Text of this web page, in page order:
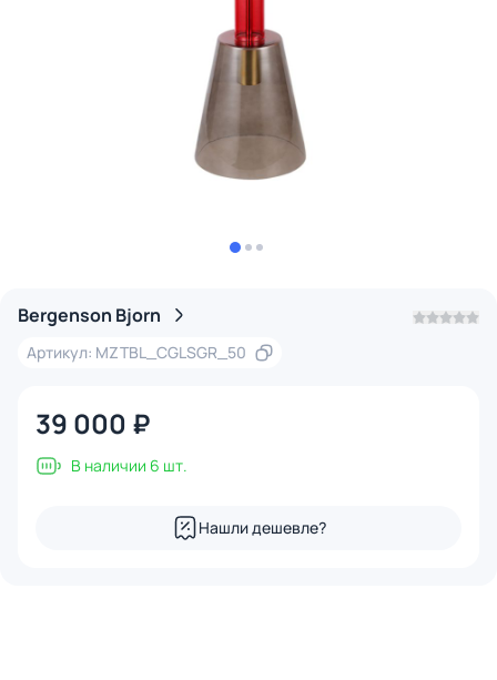
Bergenson Bjorn
Артикул: MZTBL_CGLSGR_50
39 000 ₽
В наличии 6 шт.
Нашли дешевле?